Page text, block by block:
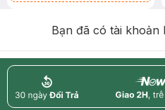
Bạn đã có tài khoản